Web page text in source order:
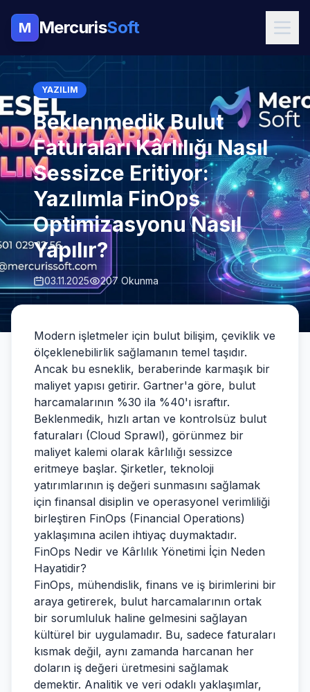
M MercurisSoft
YAZILIM
Beklenmedik Bulut
Faturaları Kârlılığı Nasıl
Sessizce Eritiyor:
Yazılımla FinOps
Optimizasyonu Nasıl
Yapılır?
03.11.2025 207 Okunma
Modern işletmeler için bulut bilişim, çeviklik ve
ölçeklenebilirlik sağlamanın temel taşıdır.
Ancak bu esneklik, beraberinde karmaşık bir
maliyet yapısı getirir. Gartner'a göre, bulut
harcamalarının %30 ila %40'ı israftır.
Beklenmedik, hızlı artan ve kontrolsüz bulut
faturaları (Cloud Sprawl), görünmez bir
maliyet kalemi olarak kârlılığı sessizce
eritmeye başlar. Şirketler, teknoloji
yatırımlarının iş değeri sunmasını sağlamak
için finansal disiplin ve operasyonel verimliliği
birleştiren FinOps (Financial Operations)
yaklaşımına acilen ihtiyaç duymaktadır.
FinOps Nedir ve Kârlılık Yönetimi İçin Neden
Hayatidir?
FinOps, mühendislik, finans ve iş birimlerini bir
araya getirerek, bulut harcamalarının ortak
bir sorumluluk haline gelmesini sağlayan
kültürel bir uygulamadır. Bu, sadece faturaları
kısmak değil, aynı zamanda harcanan her
doların iş değeri üretmesini sağlamak
demektir. Analitik ve veri odaklı yaklaşımlar,